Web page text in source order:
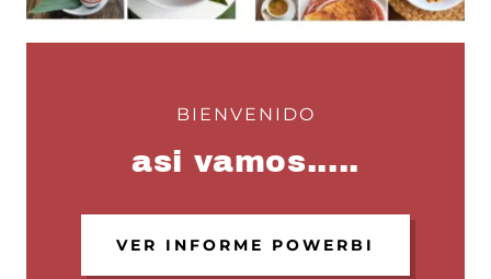
BIENVENIDO
asi vamos.....
VER INFORME POWERBI